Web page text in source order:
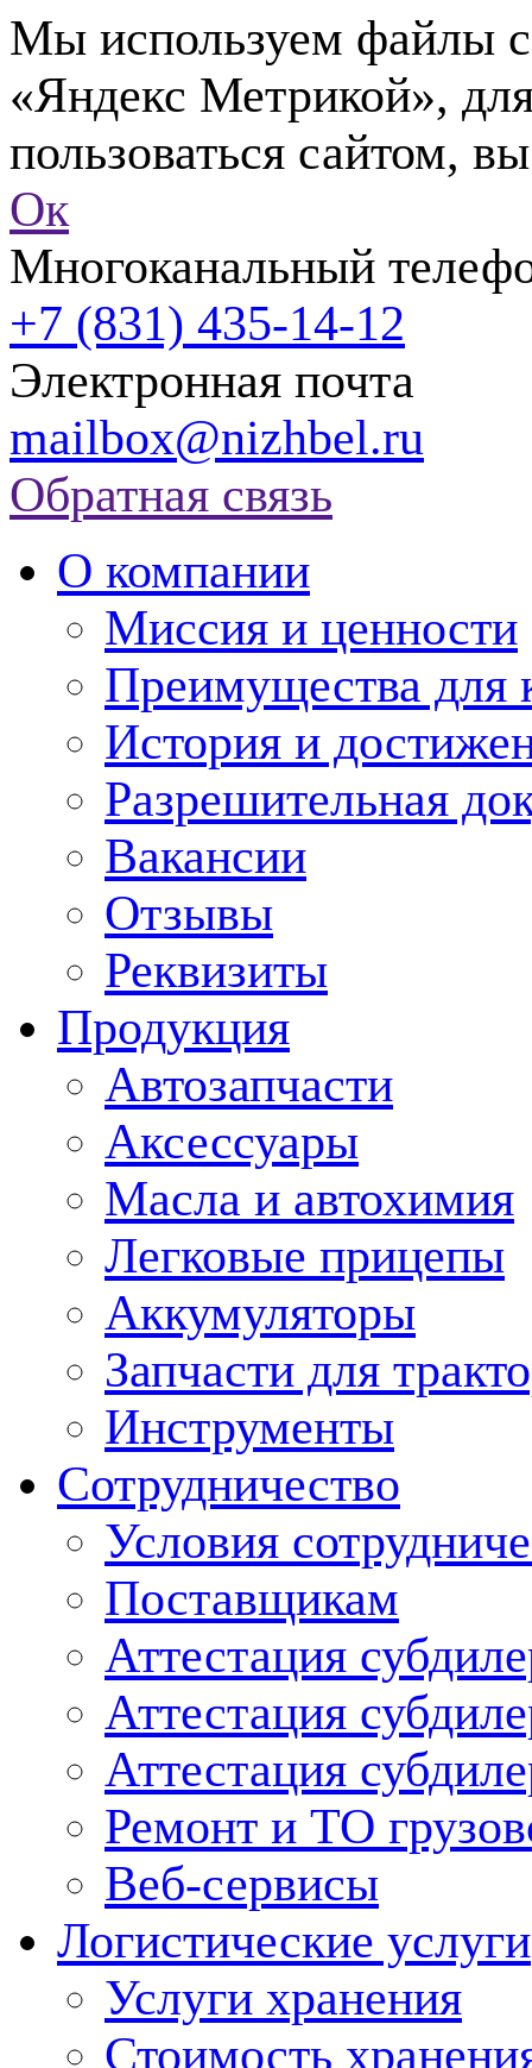
Мы используем файлы
«Яндекс Метрикой»,
пользоваться сайтом,
Ок
Многоканальный
+7 (831) 435-14-12
Электронная почта
mailbox@nizhbel.ru
Обратная связь
О компании
Миссия и ценности
Преимущества для
История и
Разрешительная
Вакансии
Отзывы
Реквизиты
Продукция
Автозапчасти
Аксессуары
Масла и автохимия
Легковые прицепы
Аккумуляторы
Запчасти для
Инструменты
Сотрудничество
Условия
Поставщикам
Аттестация
Аттестация
Аттестация
Ремонт и ТО
Веб-сервисы
Логистические услуги
Услуги хранения
Стоимость